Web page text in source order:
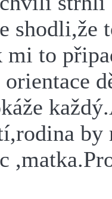
shodli,že
mi to
by